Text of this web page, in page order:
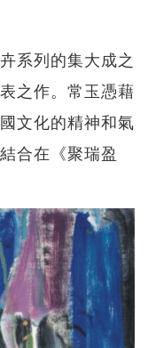
系列的集大成之
之作。常玉憑藉
文化的精神和氣
合在《聚瑞盈